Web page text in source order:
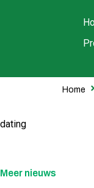
Home
dating
Meer nieuws